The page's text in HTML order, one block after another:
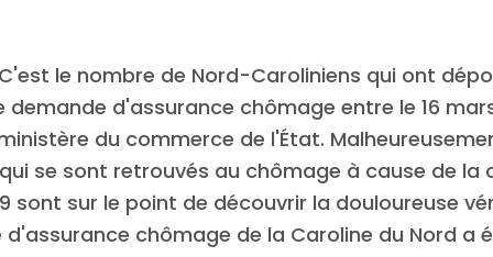
C'est le nombre de Nord-Caroliniens qui ont
demande d'assurance chômage entre le 16
du commerce de l'État.
se sont retrouvés au chômage à cause de la
sont sur le point de découvrir la douloureuse
d'assurance chômage de la Caroline du Nord a